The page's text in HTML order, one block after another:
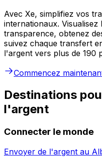
Avec Xe, simplifiez vos
internationaux.
transparence, obtenez
suivez chaque transfert
l'argent vers plus de 190
Commencez
Destinations
l'argent
Connecter le monde
Envoyer de l'argent au